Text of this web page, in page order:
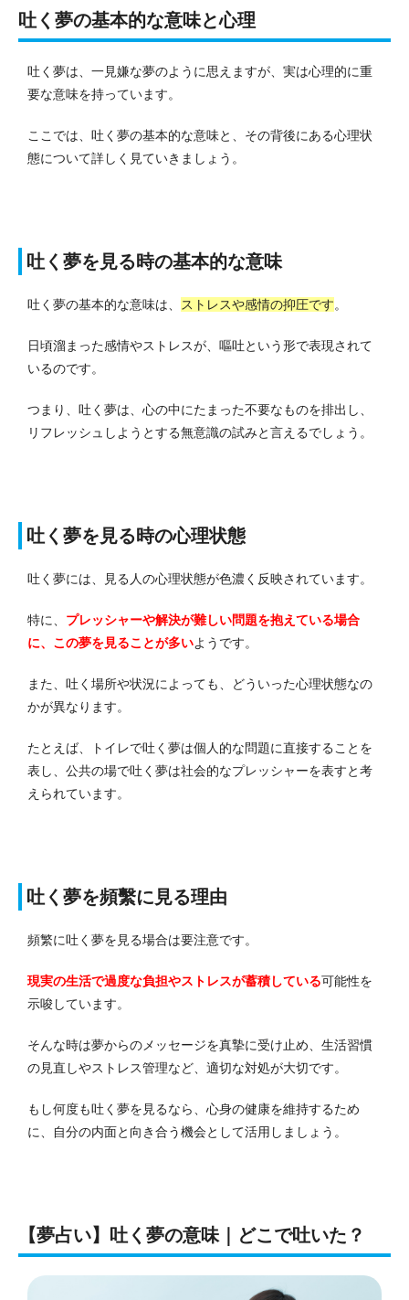
吐く夢の基本的な意味と心理
吐く夢は、一見嫌な夢のように思えますが、実は心理的に重
要な意味を持っています。
ここでは、吐く夢の基本的な意味と、その背後にある心理状
態について詳しく見ていきましょう。
吐く夢を見る時の基本的な意味
吐く夢の基本的な意味は、 ストレスや感情の抑圧です。
日頃溜まった感情やストレスが、嘔吐という形で表現されて
いるのです。
つまり、吐く夢は、心の中にたまった不要なものを排出し、
リフレッシュしようとする無意識の試みと言えるでしょう。
吐く夢を見る時の心理状態
吐く夢には、見る人の心理状態が色濃く反映されています。
特に、 プレッシャーや解決が難しい問題を抱えている場合
に、この夢を見ることが多いようです。
また、吐く場所や状況によっても、どういった心理状態なの
かが異なります。
たとえば、トイレで吐く夢は個人的な問題に直接することを
表し、公共の場で吐く夢は社会的なプレッシャーを表すと考
えられています。
吐く夢を頻繫に見る理由
頻繁に吐く夢を見る場合は要注意です。
現実の生活で過度な負担やストレスが蓄積している可能性を
示唆しています。
そんな時は夢からのメッセージを真摯に受け止め、生活習慣
の見直しやストレス管理など、適切な対処が大切です。
もし何度も吐く夢を見るなら、心身の健康を維持するため
に、自分の内面と向き合う機会として活用しましょう。
【夢占い】吐く夢の意味｜どこで吐いた？